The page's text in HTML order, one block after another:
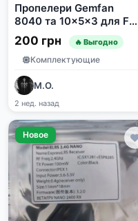
Пропелери Gemfan
8040 та 10x5x3 для FPV
дронів
200 грн 🔥 Выгодно
Комплектующие
М.О.
2 нед. назад
Новое